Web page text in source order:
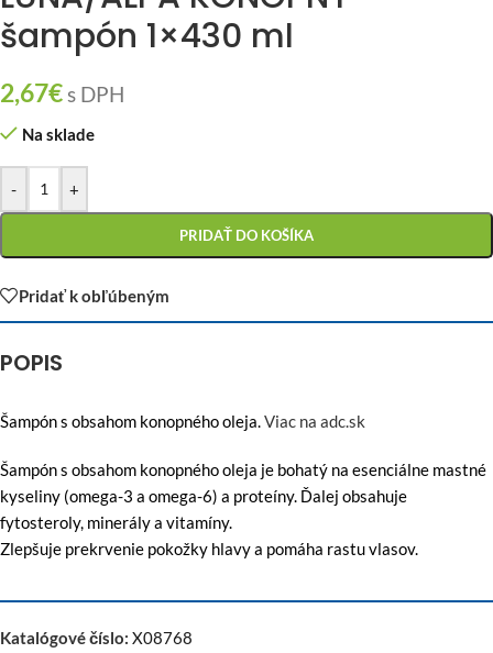
šampón 1×430 ml
2,67€s DPH
Na sklade
- +
PRIDAŤ DO KOŠÍKA
Pridať k obľúbeným
POPIS
Šampón s obsahom konopného oleja.Viac na adc.sk
Šampón s obsahom konopného oleja je bohatý na esenciálne mastné
kyseliny (omega-3 a omega-6) a proteíny. Ďalej obsahuje
fytosteroly, minerály a vitamíny.
Zlepšuje prekrvenie pokožky hlavy a pomáha rastu vlasov.
Katalógové číslo: X08768